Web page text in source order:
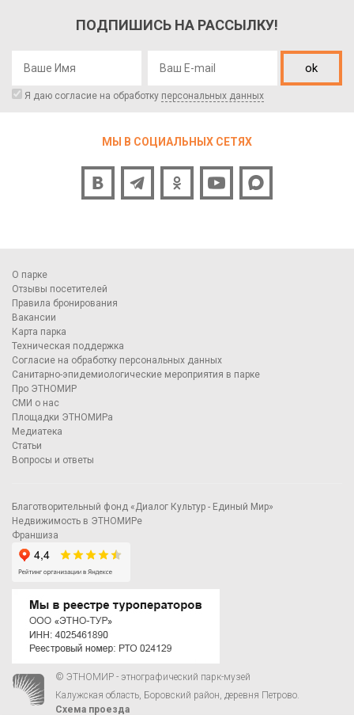
ПОДПИШИСЬ НА РАССЫЛКУ!
ok
Я даю согласие на обработку персональных данных
МЫ В СОЦИАЛЬНЫХ СЕТЯХ
О парке
Отзывы посетителей
Правила бронирования
Вакансии
Карта парка
Техническая поддержка
Согласие на обработку персональных данных
Санитарно-эпидемиологические мероприятия в парке
Про ЭТНОМИР
СМИ о нас
Площадки ЭТНОМИРа
Медиатека
Статьи
Вопросы и ответы
Благотворительный фонд «Диалог Культур - Единый Мир»
Недвижимость в ЭТНОМИРе
Франшиза
© ЭТНОМИР - этнографический парк-музей
Калужская область, Боровский район, деревня Петрово.
Схема проезда